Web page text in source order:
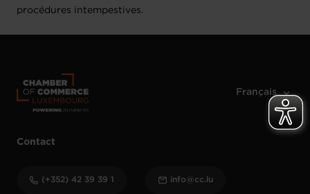
procédures intempestives.
Contact
(+352) 42 39 39 1 info@cc.lu